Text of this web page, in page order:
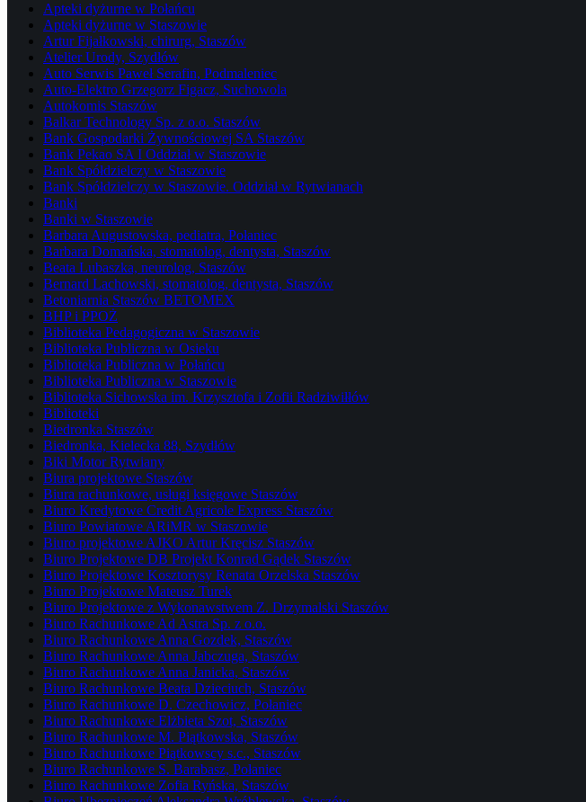
Apteki dyżurne w Połańcu
Apteki dyżurne w Staszowie
Artur Fijałkowski, chirurg, Staszów
Atelier Urody, Szydłów
Auto Serwis Paweł Serafin, Podmaleniec
Auto-Elektro Grzegorz Figacz, Suchowola
Autokomis Staszów
Balkar Technology Sp. z o.o. Staszów
Bank Gospodarki Żywnościowej SA Staszów
Bank Pekao SA I Oddział w Staszowie
Bank Spółdzielczy w Staszowie
Bank Spółdzielczy w Staszowie. Oddział w Rytwianach
Banki
Banki w Staszowie
Barbara Augustowska, pediatra, Połaniec
Barbara Domańska, stomatolog, dentysta, Staszów
Beata Lubaszka, neurolog, Staszów
Bernard Lachowski, stomatolog, dentysta, Staszów
Betoniarnia Staszów BETOMEX
BHP i PPOŻ
Biblioteka Pedagogiczna w Staszowie
Biblioteka Publiczna w Osieku
Biblioteka Publiczna w Połańcu
Biblioteka Publiczna w Staszowie
Biblioteka Sichowska im. Krzysztofa i Zofii Radziwiłłów
Biblioteki
Biedronka Staszów
Biedronka, Kielecka 88, Szydłów
Biki Motor Rytwiany
Biura projektowe Staszów
Biura rachunkowe, usługi księgowe Staszów
Biuro Kredytowe Credit Agricole Express Staszów
Biuro Powiatowe ARiMR w Staszowie
Biuro projektowe AJKO Artur Kręcisz Staszów
Biuro Projektowe DB Projekt Konrad Gądek Staszów
Biuro Projektowe Kosztorysy Renata Orzelska Staszów
Biuro Projektowe Mateusz Turek
Biuro Projektowe z Wykonawstwem Z. Drzymalski Staszów
Biuro Rachunkowe Ad Astra Sp. z o.o.
Biuro Rachunkowe Anna Gozdek, Staszów
Biuro Rachunkowe Anna Jabczuga, Staszów
Biuro Rachunkowe Anna Janicka, Staszów
Biuro Rachunkowe Beata Dzieciuch, Staszów
Biuro Rachunkowe D. Czechowicz, Połaniec
Biuro Rachunkowe Elżbieta Szot, Staszów
Biuro Rachunkowe M. Piątkowska, Staszów
Biuro Rachunkowe Piątkowscy s.c., Staszów
Biuro Rachunkowe S. Barabasz, Połaniec
Biuro Rachunkowe Zofia Ryńska, Staszów